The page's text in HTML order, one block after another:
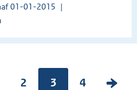
01-01-2015
P
2 Pagina:
3
P
4
V